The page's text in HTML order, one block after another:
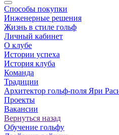
Способы покупки
Инженерные решения
Жизнь в стиле гольф
Личный кабинет
О клубе
Истории успеха
История клуба
Команда
Традиции
Архитектор гольф-поля Яри
Проекты
Вакансии
Вернуться назад
Обучение гольфу